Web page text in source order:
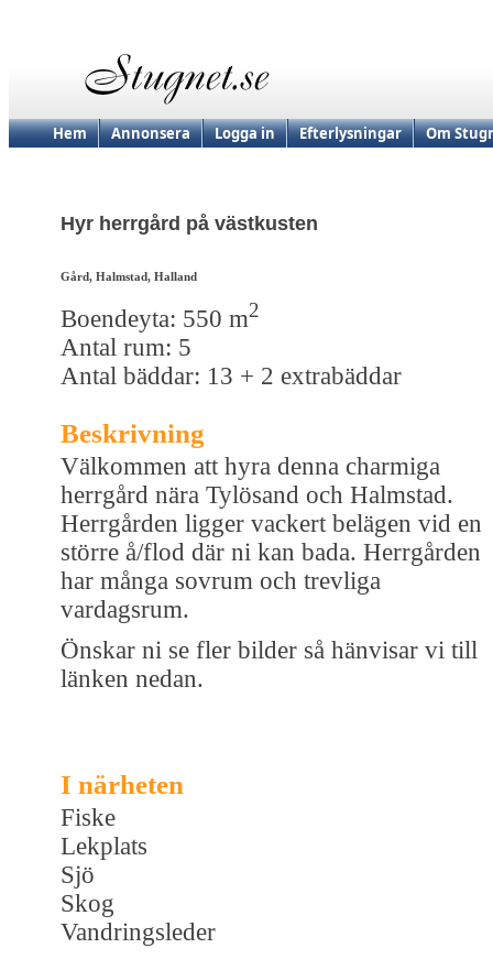
Hem Annonsera Logga in Efterlysningar Om
Hyr herrgård på västkusten
Gård, Halmstad, Halland
Boendeyta: 550 m2
Antal rum: 5
Antal bäddar: 13 + 2 extrabäddar
Beskrivning
Välkommen att hyra denna charmiga
herrgård nära Tylösand och Halmstad.
Herrgården ligger vackert belägen vid en
större å/flod där ni kan bada. Herrgården
har många sovrum och trevliga
vardagsrum.
Önskar ni se fler bilder så hänvisar vi till
länken nedan.
I närheten
Fiske
Lekplats
Sjö
Skog
Vandringsleder